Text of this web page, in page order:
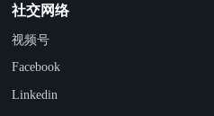
社交网络
视频号
Facebook
Linkedin